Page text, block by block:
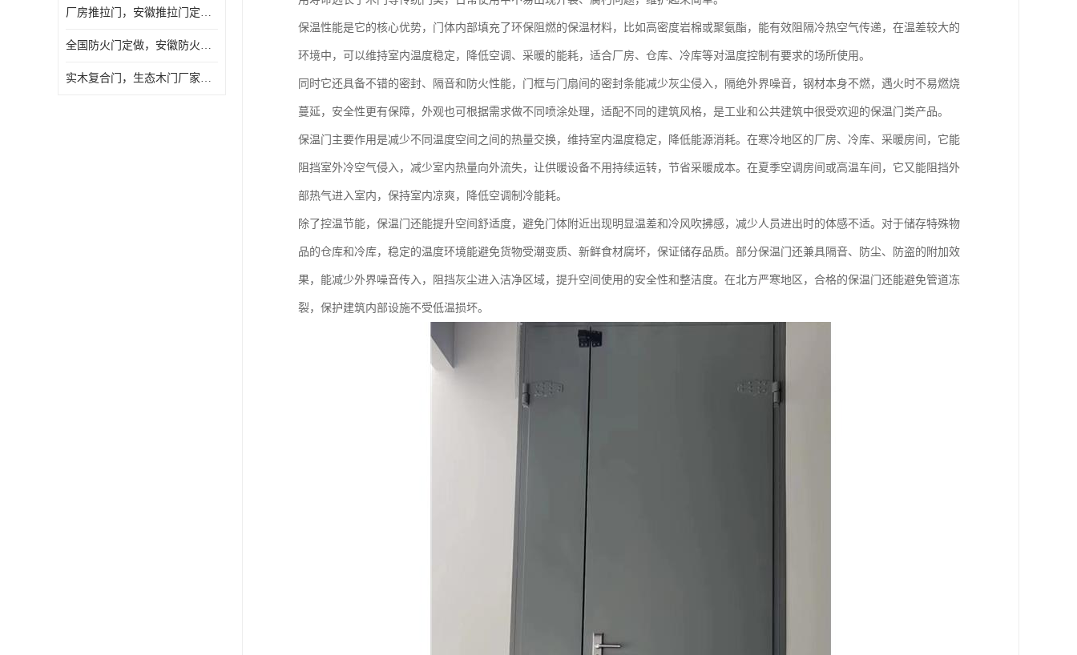
厂房推拉门，安徽推拉门定做，夹芯板平移大门
全国防火门定做，安徽防火门批发，防火门价格
实木复合门，生态木门厂家，免漆门定做，安徽木门厂家直销
保温性能是它的核心优势，门体内部填充了环保阻燃的保温材料，比如高密度岩棉或聚氨酯，能有效阻隔冷热空气传递，在温差较大的
环境中，可以维持室内温度稳定，降低空调、采暖的能耗，适合厂房、仓库、冷库等对温度控制有要求的场所使用。
同时它还具备不错的密封、隔音和防火性能，门框与门扇间的密封条能减少灰尘侵入，隔绝外界噪音，钢材本身不燃，遇火时不易燃烧
蔓延，安全性更有保障，外观也可根据需求做不同喷涂处理，适配不同的建筑风格，是工业和公共建筑中很受欢迎的保温门类产品。
保温门主要作用是减少不同温度空间之间的热量交换，维持室内温度稳定，降低能源消耗。在寒冷地区的厂房、冷库、采暖房间，它能
阻挡室外冷空气侵入，减少室内热量向外流失，让供暖设备不用持续运转，节省采暖成本。在夏季空调房间或高温车间，它又能阻挡外
部热气进入室内，保持室内凉爽，降低空调制冷能耗。
除了控温节能，保温门还能提升空间舒适度，避免门体附近出现明显温差和冷风吹拂感，减少人员进出时的体感不适。对于储存特殊物
品的仓库和冷库，稳定的温度环境能避免货物受潮变质、新鲜食材腐坏，保证储存品质。部分保温门还兼具隔音、防尘、防盗的附加效
果，能减少外界噪音传入，阻挡灰尘进入洁净区域，提升空间使用的安全性和整洁度。在北方严寒地区，合格的保温门还能避免管道冻
裂，保护建筑内部设施不受低温损坏。